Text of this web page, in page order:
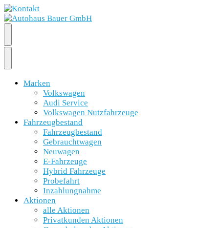
Marken
Volkswagen
Audi Service
Volkswagen Nutzfahrzeuge
Fahrzeugbestand
Fahrzeugbestand
Gebrauchtwagen
Neuwagen
E-Fahrzeuge
Hybrid Fahrzeuge
Probefahrt
Inzahlungnahme
Aktionen
alle Aktionen
Privatkunden Aktionen